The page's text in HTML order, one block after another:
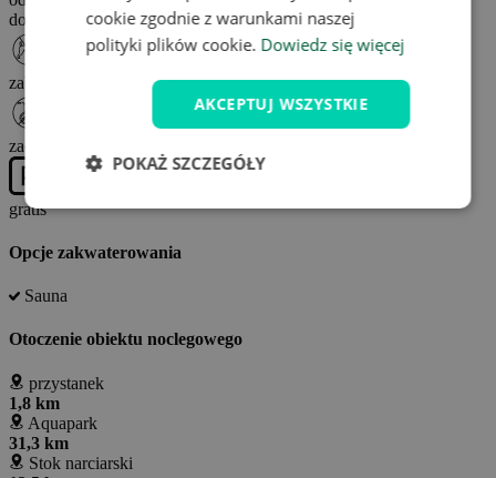
do 10:00
zabronione
Dla osób niepełnosprawnych
zadna
gratis
Opcje zakwaterowania
Sauna
Otoczenie obiektu noclegowego
przystanek
1,8 km
Aquapark
31,3 km
Stok narciarski
cookie zgodnie z warunkami naszej
polityki plików cookie. Dowiedz się więcej
AKCEPTUJ WSZYSTKIE
POKAŻ SZCZEGÓŁY